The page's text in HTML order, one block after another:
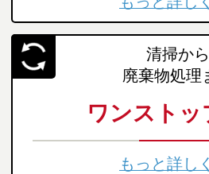
清掃から
廃棄物処理
ワンストッ
もっと詳しく